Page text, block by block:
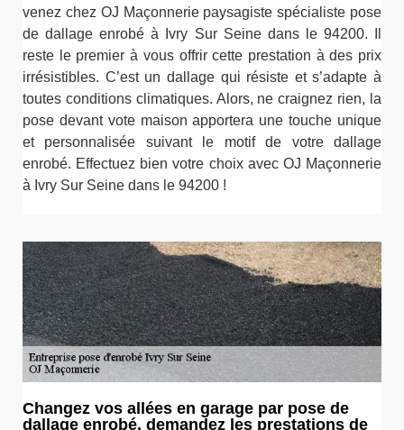
venez chez OJ Maçonnerie paysagiste spécialiste pose
de dallage enrobé à Ivry Sur Seine dans le 94200. Il
reste le premier à vous offrir cette prestation à des prix
irrésistibles. C’est un dallage qui résiste et s’adapte à
toutes conditions climatiques. Alors, ne craignez rien, la
pose devant vote maison apportera une touche unique
et personnalisée suivant le motif de votre dallage
enrobé. Effectuez bien votre choix avec OJ Maçonnerie
à Ivry Sur Seine dans le 94200 !
Changez vos allées en garage par pose de
dallage enrobé, demandez les prestations de